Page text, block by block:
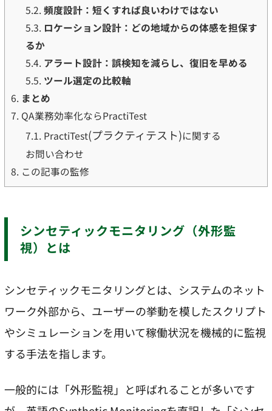
5.2.頻度設計：短くすれば良いわけではない
5.3. ロケーション設計：どの地域からの体感を担保す
るか
5.4. アラート設計：誤検知を減らし、復旧を早める
5.5. ツール選定の比較軸
6. まとめ
7. QA業務効率化ならPractiTest
7.1.PractiTest(プラクティテスト)に関する
お問い合わせ
8. この記事の監修
シンセティックモニタリング（外形監
視）とは
シンセティックモニタリングとは、システムのネット
ワーク外部から、ユーザーの挙動を模したスクリプト
やシミュレーションを用いて稼働状況を機械的に監視
する手法を指します。
一般的には「外形監視」と呼ばれることが多いです